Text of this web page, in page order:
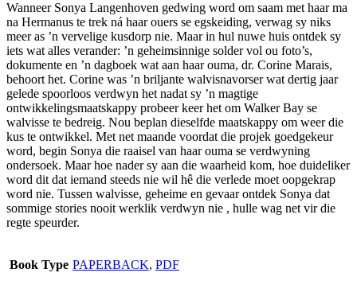
Wanneer Sonya Langenhoven gedwing word om saam met haar ma
na Hermanus te trek ná haar ouers se egskeiding, verwag sy niks
meer as ’n vervelige kusdorp nie. Maar in hul nuwe huis ontdek sy
iets wat alles verander: ’n geheimsinnige solder vol ou foto’s,
dokumente en ’n dagboek wat aan haar ouma, dr. Corine Marais,
behoort het. Corine was ’n briljante walvisnavorser wat dertig jaar
gelede spoorloos verdwyn het nadat sy ’n magtige
ontwikkelingsmaatskappy probeer keer het om Walker Bay se
walvisse te bedreig. Nou beplan dieselfde maatskappy om weer die
kus te ontwikkel. Met net maande voordat die projek goedgekeur
word, begin Sonya die raaisel van haar ouma se verdwyning
ondersoek. Maar hoe nader sy aan die waarheid kom, hoe duideliker
word dit dat iemand steeds nie wil hê die verlede moet oopgekrap
word nie. Tussen walvisse, geheime en gevaar ontdek Sonya dat
sommige stories nooit werklik verdwyn nie , hulle wag net vir die
regte speurder.
Book Type PAPERBACK, PDF